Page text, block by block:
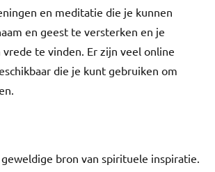
en meditatie die je kunnen
en geest te versterken en je
te vinden. Er zijn veel online
die je kunt gebruiken om
bron van spirituele inspiratie.